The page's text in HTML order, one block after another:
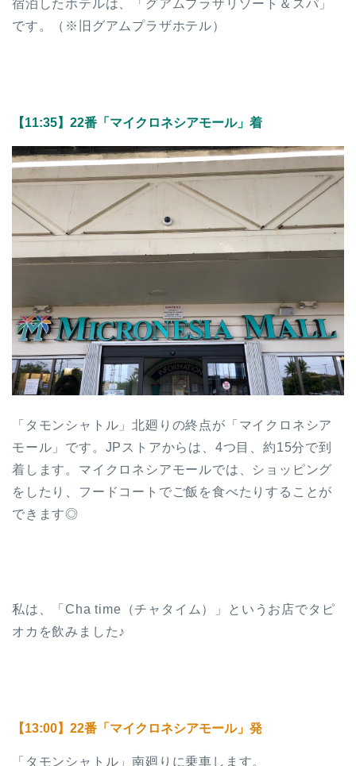
宿泊したホテルは、「グアムプラザリゾート＆スパ」
です。（※旧グアムプラザホテル）
【11:35】 22番「マイクロネシアモール」着
「タモンシャトル」北廻りの終点が「マイクロネシア
モール」です。JPストアからは、4つ目、約15分で到
着します。マイクロネシアモールでは、ショッピング
をしたり、フードコートでご飯を食べたりすることが
できます◎
私は、「Cha time（チャタイム）」というお店でタピ
オカを飲みました♪
【13:00】22番「マイクロネシアモール」発
「タモンシャトル」南廻りに乗車します。